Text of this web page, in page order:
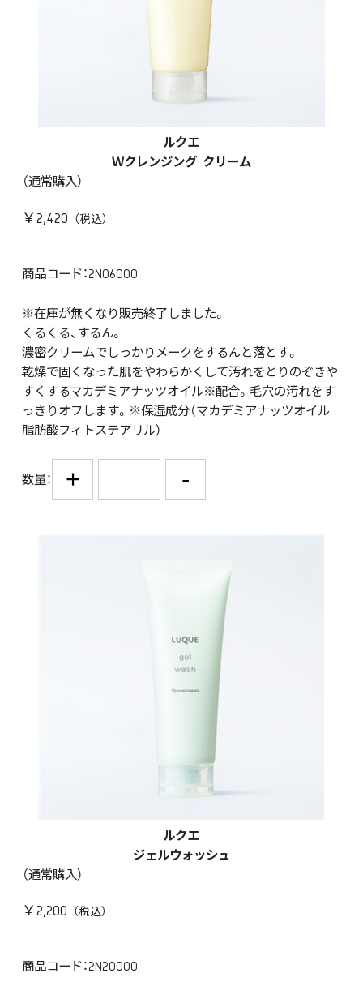
ルクエ
Ｗクレンジング クリーム
（通常購入）
￥2,420
商品コード：2N06000
※在庫が無くなり販売終了しました。
くるくる、するん。
濃密クリームでしっかりメークをするんと落とす。
乾燥で固くなった肌をやわらかくして汚れをとりのぞきや
すくするマカデミアナッツオイル※配合。毛穴の汚れをす
っきりオフします。※保湿成分（マカデミアナッツオイル
脂肪酸フィトステアリル）
数量： + -
ルクエ
ジェルウォッシュ
（通常購入）
￥2,200
商品コード：2N20000